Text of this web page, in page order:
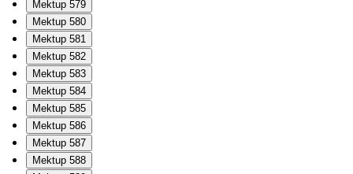
Mektup 579
Mektup 580
Mektup 581
Mektup 582
Mektup 583
Mektup 584
Mektup 585
Mektup 586
Mektup 587
Mektup 588